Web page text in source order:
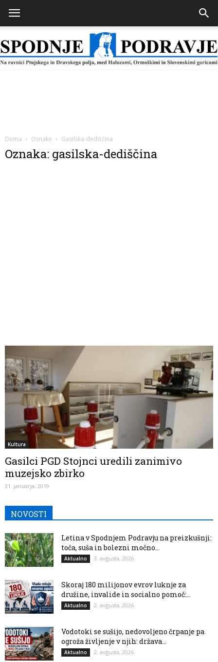
Doma Oznake Gasilska-dediščina
Oznaka: gasilska-dediščina
Kultura
Gasilci PGD Stojnci uredili zanimivo
muzejsko zbirko
21. januarja, 2019
NOVOSTI
Letina v Spodnjem Podravju na preizkušnji:
toča, suša in bolezni močno...
Aktualno 3. avgusta, 2026
Skoraj 180 milijonov evrov luknje za
družine, invalide in socialno pomoč:...
Aktualno 2. avgusta, 2026
Vodotoki se sušijo, nedovoljeno črpanje pa
ogroža življenje v njih: država...
Aktualno 2. avgusta, 2026